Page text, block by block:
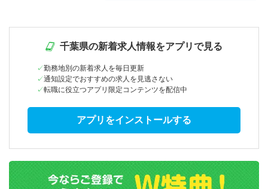
千葉県の新着求人情報をアプリで見る
勤務地別の新着求人を毎日更新
通知設定でおすすめの求人を見逃さない
転職に役立つアプリ限定コンテンツを配信中
アプリをインストールする